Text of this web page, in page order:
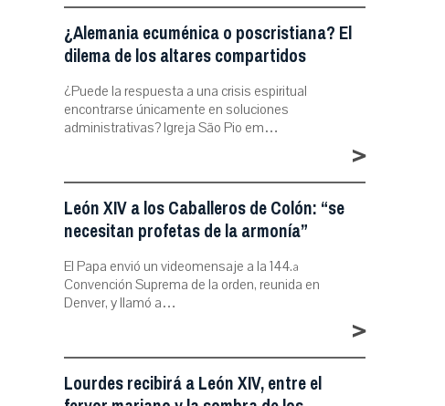
¿Alemania ecuménica o poscristiana? El
dilema de los altares compartidos
¿Puede la respuesta a una crisis espiritual
encontrarse únicamente en soluciones
administrativas? Igreja São Pio em…
>
León XIV a los Caballeros de Colón: “se
necesitan profetas de la armonía”
El Papa envió un videomensaje a la 144.ª
Convención Suprema de la orden, reunida en
Denver, y llamó a…
>
Lourdes recibirá a León XIV, entre el